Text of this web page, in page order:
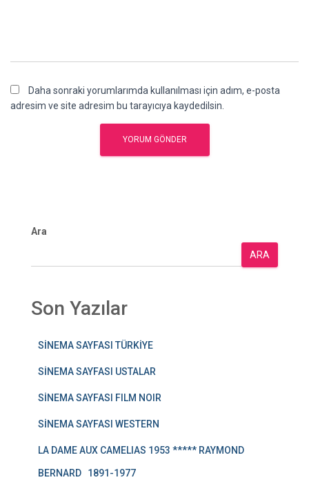
Daha sonraki yorumlarımda kullanılması için adım, e-posta
adresim ve site adresim bu tarayıcıya kaydedilsin.
Ara
ARA
Son Yazılar
SİNEMA SAYFASI TÜRKİYE
SİNEMA SAYFASI USTALAR
SİNEMA SAYFASI FILM NOIR
SİNEMA SAYFASI WESTERN
LA DAME AUX CAMELIAS 1953 ***** RAYMOND
BERNARD 1891-1977